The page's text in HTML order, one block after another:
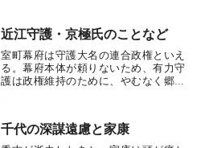
る。富山城主・佐々 成政である。戦国
期の動乱のなかで、成政は切羽詰ま...
近江守護・京極氏のことなど
室町幕府は守護大名の連合政権といえ
る。幕府本体が頼りないため、有力守
護は政権維持のために、やむなく郷里
営を他人に任さなければならなくな
り、ついには領主の地位を乗っ取られ
てしま...
千代の深謀遠慮と家康